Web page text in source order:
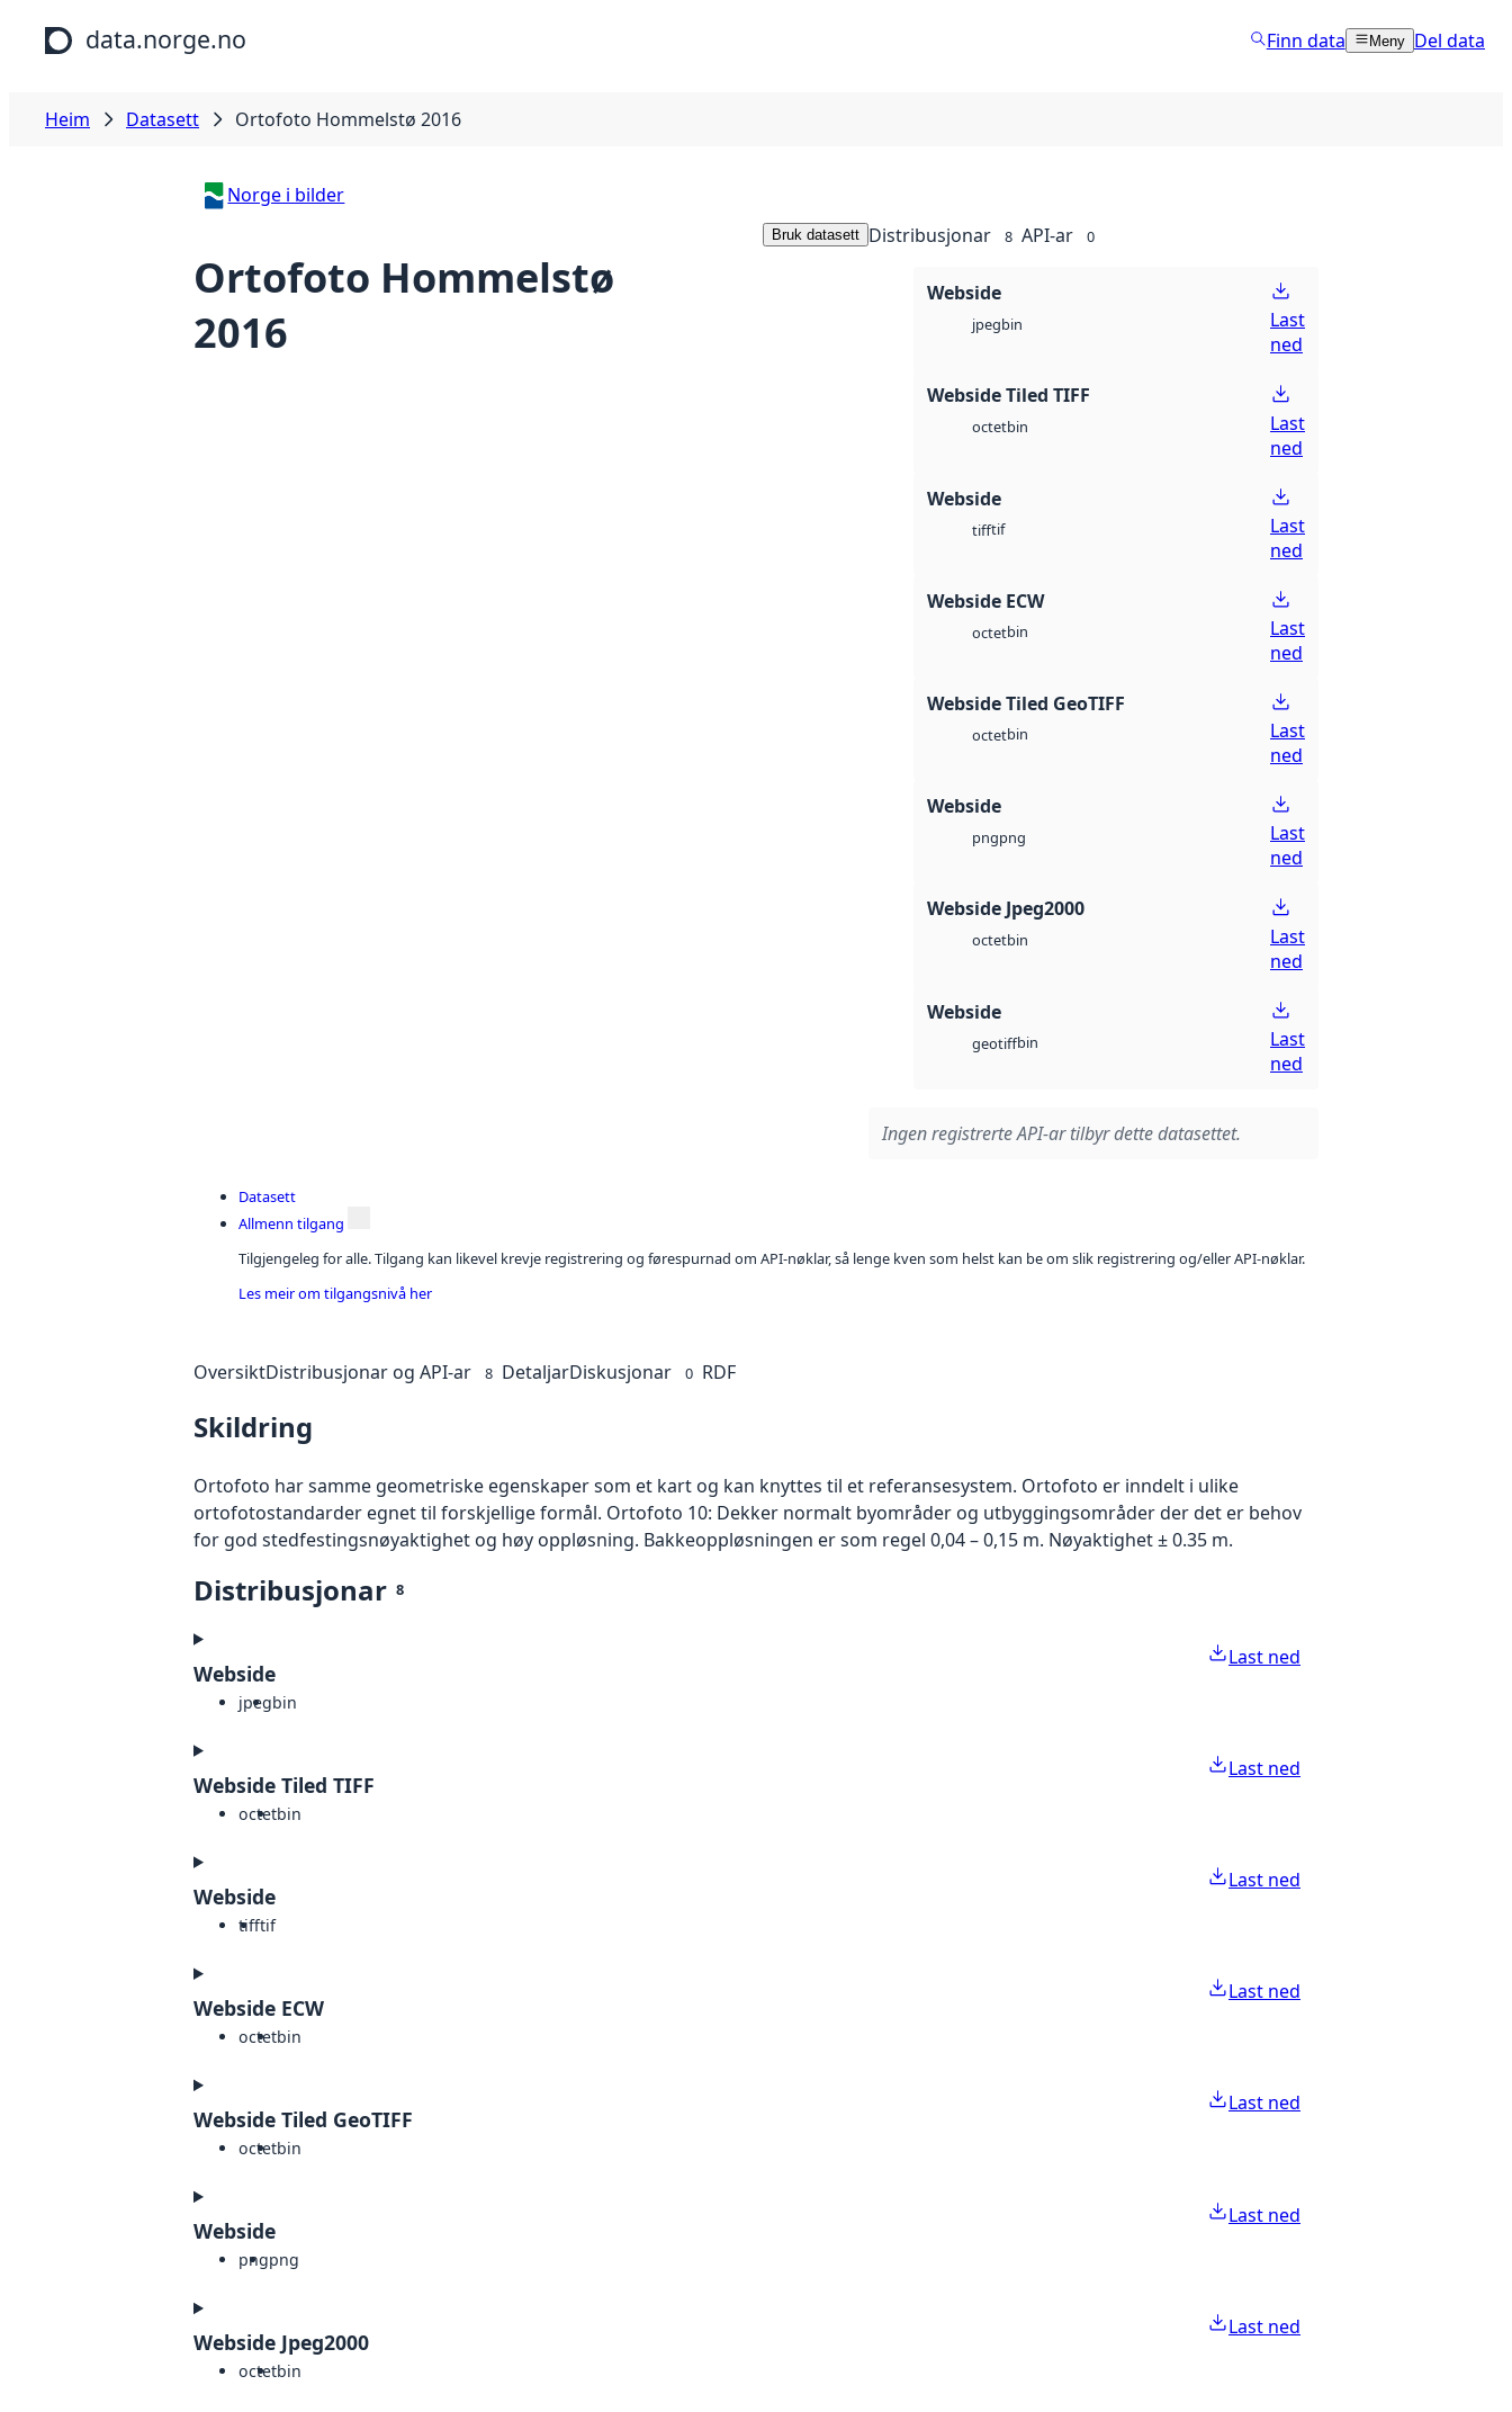
Hopp til hovudinnhald
data.norge.no Finn data Meny Del data
Heim Datasett Ortofoto Hommelstø 2016
Norge i bilder
Ortofoto Hommelstø
2016
Bruk datasett Distribusjonar 8 API-ar 0
Webside
jpegbin
Last
ned
Webside Tiled TIFF
octetbin
Last
ned
Webside
tifftif
Last
ned
Webside ECW
octetbin
Last
ned
Webside Tiled GeoTIFF
octetbin
Last
ned
Webside
pngpng
Last
ned
Webside Jpeg2000
octetbin
Last
ned
Webside
geotiffbin
Last
ned
Ingen registrerte API-ar tilbyr dette datasettet.
Datasett
Allmenn tilgang
Tilgjengeleg for alle. Tilgang kan likevel krevje registrering og førespurnad om API-nøklar, så lenge kven som helst kan be om slik registrering og/eller API-nøklar.
Les meir om tilgangsnivå her
OversiktDistribusjonar og API-ar 8 DetaljarDiskusjonar 0 RDF
Skildring
Ortofoto har samme geometriske egenskaper som et kart og kan knyttes til et referansesystem. Ortofoto er inndelt i ulike
ortofotostandarder egnet til forskjellige formål. Ortofoto 10: Dekker normalt byområder og utbyggingsområder der det er behov
for god stedfestingsnøyaktighet og høy oppløsning. Bakkeoppløsningen er som regel 0,04 – 0,15 m. Nøyaktighet ± 0.35 m.
Distribusjonar 8
Webside
jpegbin
Last ned
Webside Tiled TIFF
octetbin
Last ned
Webside
tifftif
Last ned
Webside ECW
octetbin
Last ned
Webside Tiled GeoTIFF
octetbin
Last ned
Webside
pngpng
Last ned
Webside Jpeg2000
octetbin
Last ned